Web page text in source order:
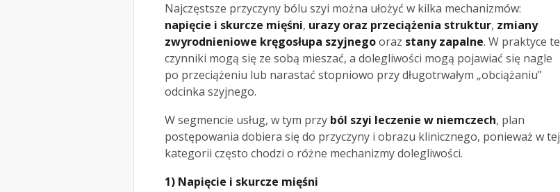
Najczęstsze przyczyny bólu szyi można ułożyć w kilka mechanizmów:
napięcie i skurcze mięśni, urazy oraz przeciążenia struktur, zmiany
zwyrodnieniowe kręgosłupa szyjnegooraz stany zapalne. W praktyce te
czynniki mogą się ze sobą mieszać, a dolegliwości mogą pojawiać się nagle
po przeciążeniu lub narastać stopniowo przy długotrwałym „obciążaniu”
odcinka szyjnego.
W segmencie usług, w tym przy ból szyi leczenie w niemczech, plan
postępowania dobiera się do przyczyny i obrazu klinicznego, ponieważ w tej
kategorii często chodzi o różne mechanizmy dolegliwości.
1) Napięcie i skurcze mięśni